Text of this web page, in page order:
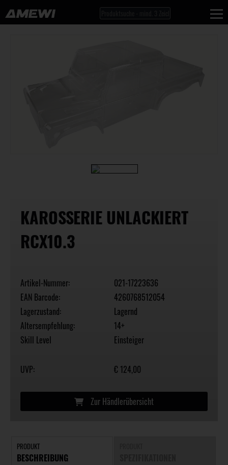
KAROSSERIE UNLACKIERT
RCX10.3
Artikel-Nummer:
021-17223636
EAN Barcode:
4260768512054
Lagerzustand:
Lagernd
Altersempfehlung:
14+
Skill Level
Einsteiger
UVP: € 124,00
Zur Händlerübersicht
PRODUKT
BESCHREIBUNG